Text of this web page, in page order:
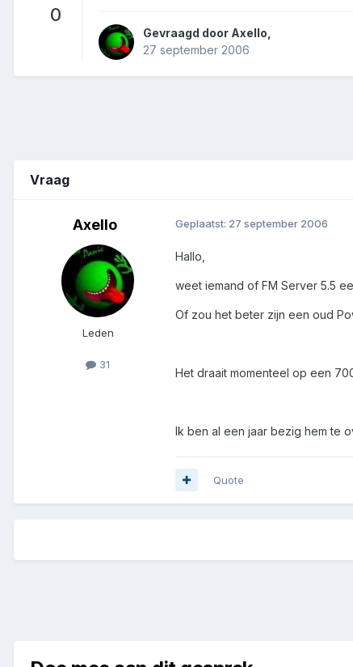
0
Gevraagd door Axello
27 september 2006
Vraag
Axello
Leden
31
Geplaatst: 27 september 2006
Hallo,
weet iemand of FM Server 5.5
Of zou het beter zijn een oud
Het draait momenteel op een
Ik ben al een jaar bezig hem te
Quote